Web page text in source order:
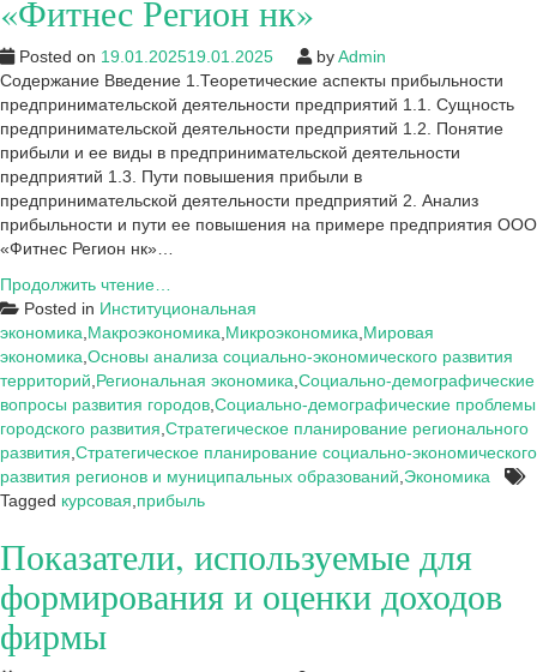
«Фитнес Регион нк»
Posted on 19.01.202519.01.2025 byAdmin
Содержание Введение 1.Теоретические аспекты прибыльности
предпринимательской деятельности предприятий 1.1. Сущность
предпринимательской деятельности предприятий 1.2. Понятие
прибыли и ее виды в предпринимательской деятельности
предприятий 1.3. Пути повышения прибыли в
предпринимательской деятельности предприятий 2. Анализ
прибыльности и пути ее повышения на примере предприятия ООО
«Фитнес Регион нк»…
Продолжить чтение…
Прибыль
–
основной
критерий
оценки
эффективности
предпринимательской
деятельности
на
«Фитнес
Регион
Posted in Институциональная
экономика Макроэкономика Микроэкономика Мировая
экономика Основы анализа социально-экономического развития
территорий Региональная экономика Социально-демографические
вопросы развития городов Социально-демографические проблемы
городского развития Стратегическое планирование регионального
развития Стратегическое планирование социально-экономического
развития регионов и муниципальных образований Экономика
Tagged курсовая прибыль
Показатели, используемые для
формирования и оценки доходов
фирмы